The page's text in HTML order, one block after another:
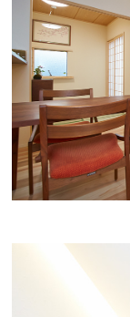
KATSUMIの
取り組み
家づくりサポート
土地の上手な探
設計・施工品質管